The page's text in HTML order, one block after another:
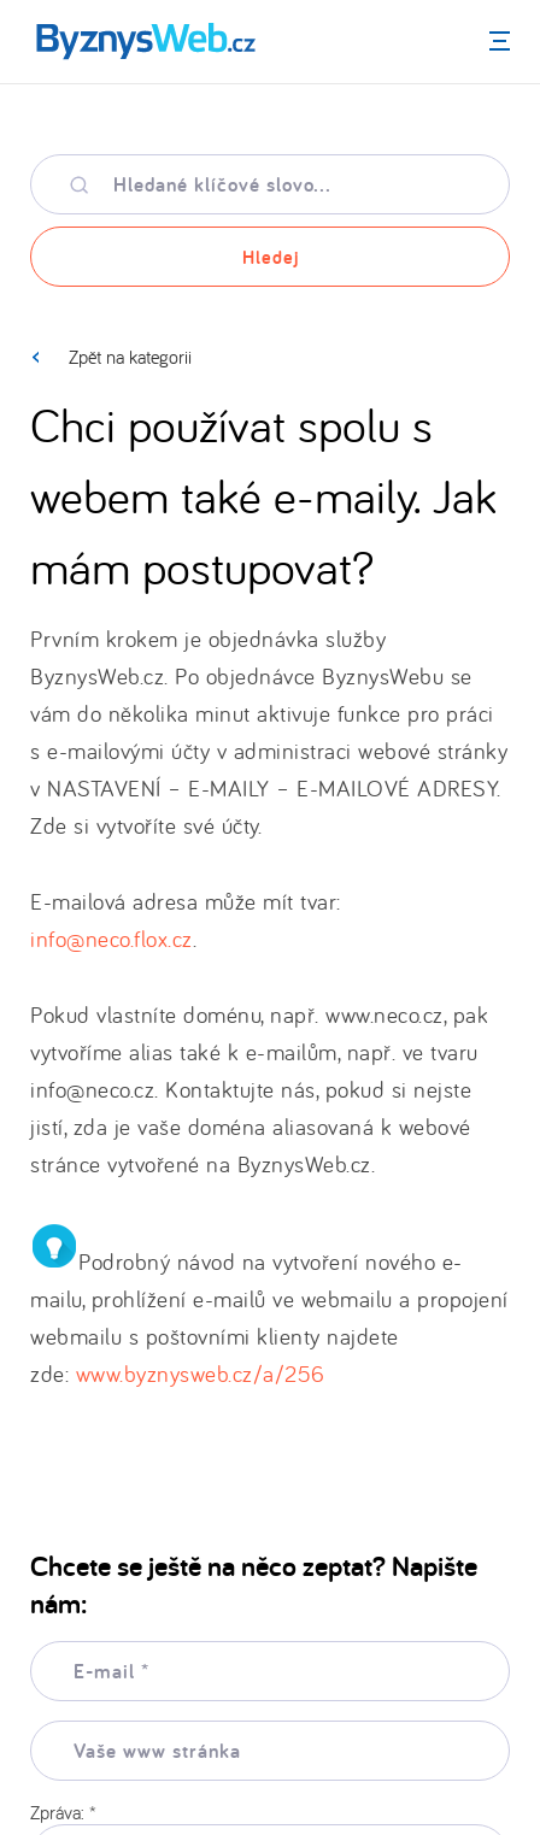
Menu
Hledané
klíčové
slovo
Hledej
Zpět na kategorii
Chci používat spolu s
webem také e-maily. Jak
mám postupovat?
Prvním krokem je objednávka služby
ByznysWeb.cz. Po objednávce ByznysWebu se
vám do několika minut aktivuje funkce pro práci
s e-mailovými účty v administraci webové stránky
v NASTAVENÍ – E-MAILY – E-MAILOVÉ ADRESY.
Zde si vytvoříte své účty.
E-mailová adresa může mít tvar:
info@neco.flox.cz.
Pokud vlastníte doménu, např. www.neco.cz, pak
vytvoříme alias také k e-mailům, např. ve tvaru
info@neco.cz. Kontaktujte nás, pokud si nejste
jistí, zda je vaše doména aliasovaná k webové
stránce vytvořené na ByznysWeb.cz.
Podrobný návod na vytvoření nového e-
mailu, prohlížení e-mailů ve webmailu a propojení
webmailu s poštovními klienty najdete
zde: www.byznysweb.cz/a/256
Chcete se ještě na něco zeptat? Napište
nám:
E-
mail:
Vaše
www
stránka:
Zpráva: *